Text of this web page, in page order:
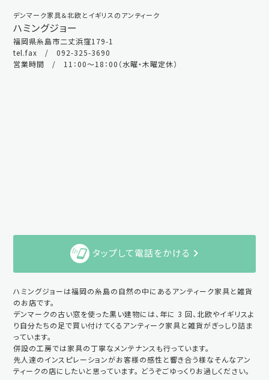
デンマーク家具＆北欧とイギリスのアンティーク
ハミングジョー
福岡県糸島市二丈浜窪179-1
tel.fax / 092-325-3690
営業時間 / 11：00～18：00（水曜・木曜定休）
タップして電話をかける
ハミングジョーは福岡の糸島の自然の中にあるアンティーク家具と雑貨
のお店です。
デンマークの古い窓を使った黒い建物には、年に 3 回、北欧やイギリスよ
り自分たちの足で買い付けてくるアンティーク家具と雑貨がぎっしり詰ま
っています。
併設の工房では家具の丁寧なメンテナンスも行っています。
先人達のインスピレーションがお客様の感性と響き合う様なそんなアン
ティークの店にしたいと思っています。 どうぞごゆっくりお過しください。